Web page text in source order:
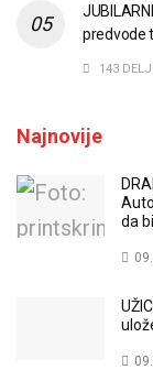
predvode
143
Najnovije
da